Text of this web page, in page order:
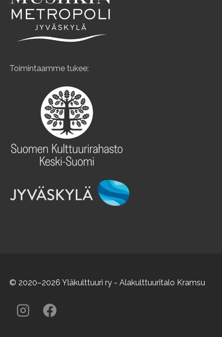
Toimintaamme tukee:
© 2020–2026 Yläkulttuuri ry - Alakulttuuritalo Kramsu